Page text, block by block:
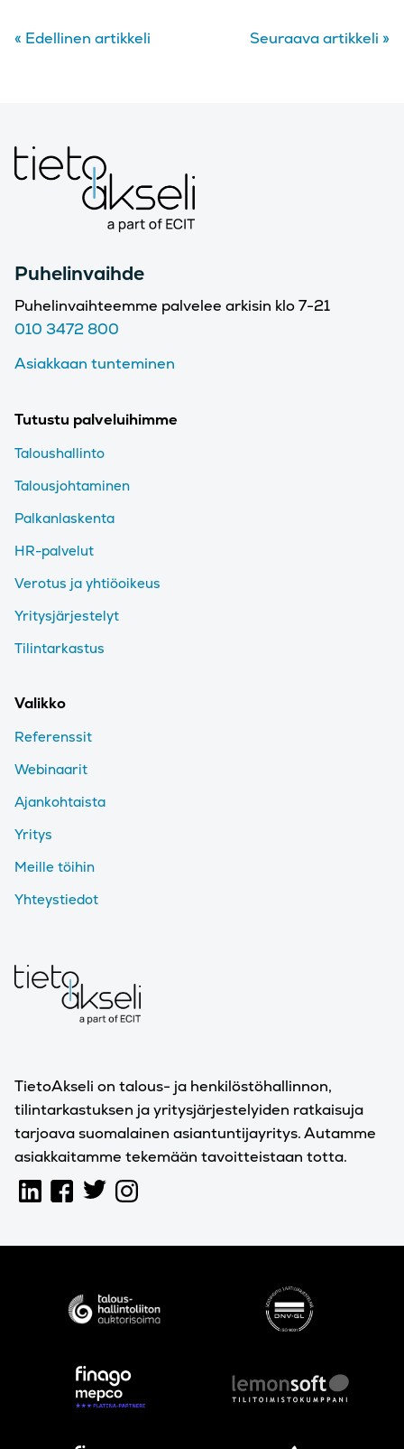
« Edellinen artikkeli Seuraava artikkeli »
TietoAkseli on talous- ja henkilöstöhallinnon,
tilintarkastuksen ja yritysjärjestelyiden ratkaisuja
tarjoava suomalainen asiantuntijayritys. Autamme
asiakkaitamme tekemään tavoitteistaan totta.
Puhelinvaihde
Puhelinvaihteemme palvelee arkisin klo 7-21
010 3472 800
Asiakkaan tunteminen
Tutustu palveluihimme
Taloushallinto
Talousjohtaminen
Palkanlaskenta
HR-palvelut
Verotus ja yhtiöoikeus
Yritysjärjestelyt
Tilintarkastus
Valikko
Referenssit
Webinaarit
Ajankohtaista
Yritys
Meille töihin
Yhteystiedot